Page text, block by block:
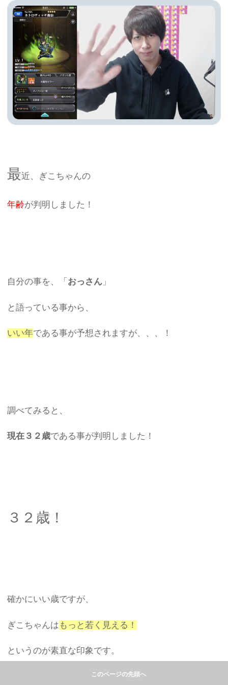
最近、ぎこちゃんの
年齢が判明しました！
自分の事を、「 おっさん 」
と語っている事から、
いい年である事が予想されますが、、、！
調べてみると、
現在３２歳である事が判明しました！
３２歳！
確かにいい歳ですが、
ぎこちゃんは もっと若く見える！
というのが素直な印象です。
このページの先頭へ